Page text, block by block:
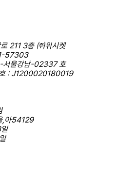
211 3층 ㈜위시켓
57303
서울강남-02337 호
호 : J1200020180019
,아54129